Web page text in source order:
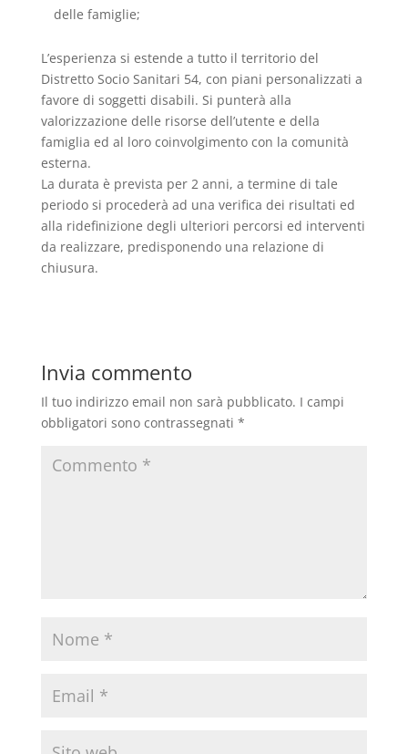
delle famiglie;
L’esperienza si estende a tutto il territorio del
Distretto Socio Sanitari 54, con piani personalizzati a
favore di soggetti disabili. Si punterà alla
valorizzazione delle risorse dell’utente e della
famiglia ed al loro coinvolgimento con la comunità
esterna.
La durata è prevista per 2 anni, a termine di tale
periodo si procederà ad una verifica dei risultati ed
alla ridefinizione degli ulteriori percorsi ed interventi
da realizzare, predisponendo una relazione di
chiusura.
Invia commento
Il tuo indirizzo email non sarà pubblicato. I campi
obbligatori sono contrassegnati *